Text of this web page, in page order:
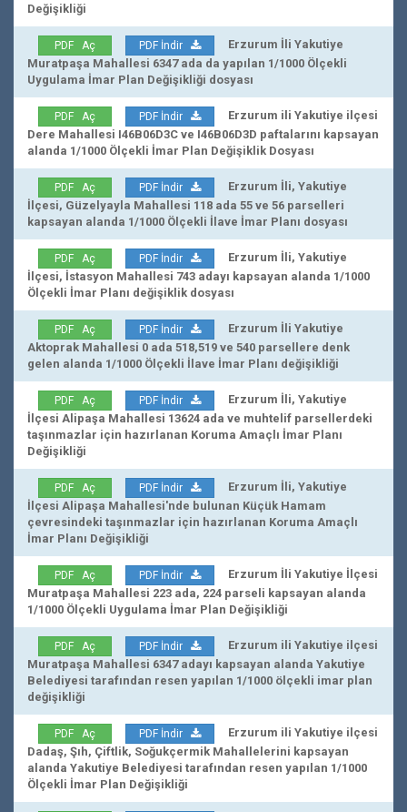
Değişikliği
PDF Aç PDF İndir
Erzurum İli Yakutiye
Muratpaşa Mahallesi 6347 ada da yapılan 1/1000 Ölçekli
Uygulama İmar Plan Değişikliği dosyası
PDF Aç PDF İndir
Erzurum ili Yakutiye ilçesi
Dere Mahallesi I46B06D3C ve I46B06D3D paftalarını kapsayan
alanda 1/1000 Ölçekli İmar Plan Değişiklik Dosyası
PDF Aç PDF İndir
Erzurum İli, Yakutiye
İlçesi, Güzelyayla Mahallesi 118 ada 55 ve 56 parselleri
kapsayan alanda 1/1000 Ölçekli İlave İmar Planı dosyası
PDF Aç PDF İndir
Erzurum İli, Yakutiye
İlçesi, İstasyon Mahallesi 743 adayı kapsayan alanda 1/1000
Ölçekli İmar Planı değişiklik dosyası
PDF Aç PDF İndir
Erzurum İli Yakutiye
Aktoprak Mahallesi 0 ada 518,519 ve 540 parsellere denk
gelen alanda 1/1000 Ölçekli İlave İmar Planı değişikliği
PDF Aç PDF İndir
Erzurum İli, Yakutiye
İlçesi Alipaşa Mahallesi 13624 ada ve muhtelif parsellerdeki
taşınmazlar için hazırlanan Koruma Amaçlı İmar Planı
Değişikliği
PDF Aç PDF İndir
Erzurum İli, Yakutiye
İlçesi Alipaşa Mahallesi'nde bulunan Küçük Hamam
çevresindeki taşınmazlar için hazırlanan Koruma Amaçlı
İmar Planı Değişikliği
PDF Aç PDF İndir
Erzurum İli Yakutiye İlçesi
Muratpaşa Mahallesi 223 ada, 224 parseli kapsayan alanda
1/1000 Ölçekli Uygulama İmar Plan Değişikliği
PDF Aç PDF İndir
Erzurum ili Yakutiye ilçesi
Muratpaşa Mahallesi 6347 adayı kapsayan alanda Yakutiye
Belediyesi tarafından resen yapılan 1/1000 ölçekli imar plan
değişikliği
PDF Aç PDF İndir
Erzurum ili Yakutiye ilçesi
Dadaş, Şıh, Çiftlik, Soğukçermik Mahallelerini kapsayan
alanda Yakutiye Belediyesi tarafından resen yapılan 1/1000
Ölçekli İmar Plan Değişikliği